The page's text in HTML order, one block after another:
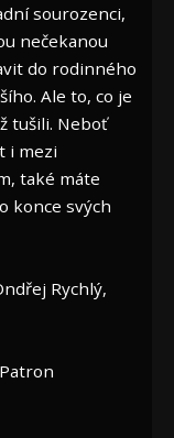
sourozenci,
nečekanou
do rodinného
Ale to, co je
tušili. Neboť
i mezi
také máte
konce svých
Rychlý,